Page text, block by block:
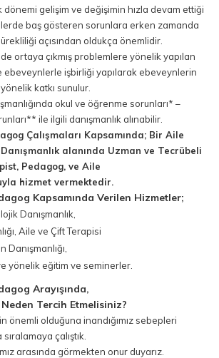
dönemi gelişim ve değişimin hızla devam ettiği
baş gösteren sorunlara erken zamanda
açısından oldukça önemlidir.
ortaya çıkmış problemlere yönelik yapılan
ebeveynlerle işbirliği yapılarak ebeveynlerin
katkı sunulur.
okul ve öğrenme sorunları* –
ile ilgili danışmanlık alınabilir.
Çalışmaları Kapsamında; Bir Aile
alanında Uzman ve Tecrübeli
Pedagog, ve Aile
hizmet vermektedir.
Kapsamında Verilen Hizmetler;
Danışmanlık,
Aile ve Çift Terapisi
Danışmanlığı,
yönelik eğitim ve seminerler.
Arayışında,
Tercih Etmelisiniz?
önemli olduğuna inandığımız sebepleri
çalıştık.
arasında görmekten onur duyarız.